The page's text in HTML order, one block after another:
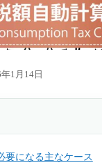
1月14日
要になる主なケース